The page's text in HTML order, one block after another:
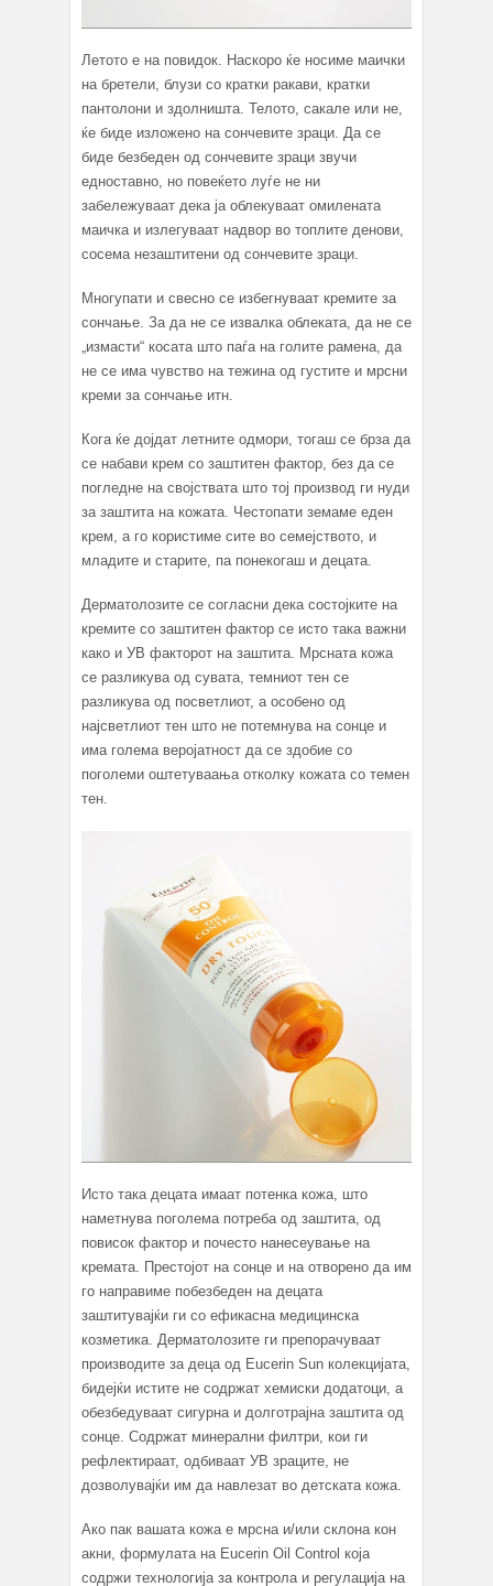
Летото е на повидок. Наскоро ќе носиме маички
на бретели, блузи со кратки ракави, кратки
пантолони и здолништа. Телото, сакале или не,
ќе биде изложено на сончевите зраци. Да се
биде безбеден од сончевите зраци звучи
едноставно, но повеќето луѓе не ни
забележуваат дека ја облекуваат омилената
маичка и излегуваат надвор во топлите денови,
сосема незаштитени од сончевите зраци.
Многупати и свесно се избегнуваат кремите за
сончање. За да не се извалка облеката, да не се
„измасти“ косата што паѓа на голите рамена, да
не се има чувство на тежина од густите и мрсни
креми за сончање итн.
Кога ќе дојдат летните одмори, тогаш се брза да
се набави крем со заштитен фактор, без да се
погледне на својствата што тој производ ги нуди
за заштита на кожата. Честопати земаме еден
крем, а го користиме сите во семејството, и
младите и старите, па понекогаш и децата.
Дерматолозите се согласни дека состојките на
кремите со заштитен фактор се исто така важни
како и УВ факторот на заштита. Мрсната кожа
се разликува од сувата, темниот тен се
разликува од посветлиот, а особено од
најсветлиот тен што не потемнува на сонце и
има голема веројатност да се здобие со
поголеми оштетуваања отколку кожата со темен
тен.
Исто така децата имаат потенка кожа, што
наметнува поголема потреба од заштита, од
повисок фактор и почесто нанесеување на
кремата. Престојот на сонце и на отворено да им
го направиме побезбеден на децата
заштитувајќи ги со ефикасна медицинска
козметика. Дерматолозите ги препорачуваат
производите за деца од Eucerin Sun колекцијата,
бидејќи истите не содржат хемиски додатоци, а
обезбедуваат сигурна и долготрајна заштита од
сонце. Содржат минерални филтри, кои ги
рефлектираат, одбиваат УВ зраците, не
дозволувајќи им да навлезат во детската кожа.
Ако пак вашата кожа е мрсна и/или склона кон
акни, формулата на Eucerin Oil Control која
содржи технологија за контрола и регулација на